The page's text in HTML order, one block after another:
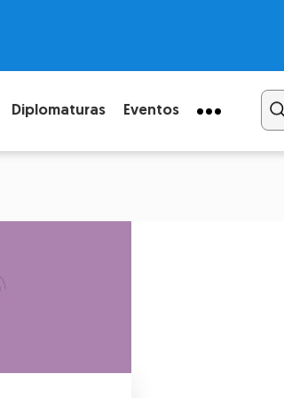
Diplomaturas Eventos